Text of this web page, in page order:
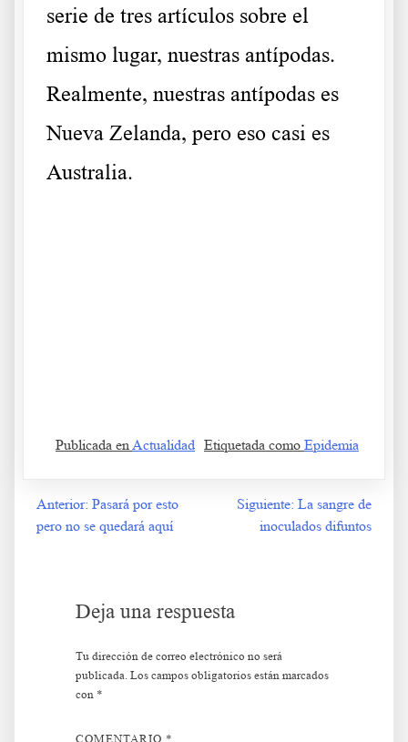
serie de tres artículos sobre el
mismo lugar, nuestras antípodas.
Realmente, nuestras antípodas es
Nueva Zelanda, pero eso casi es
Australia.
Publicada en Actualidad Etiquetada como Epidemia
Navegación
Anterior: Pasará por esto
pero no se quedará aquí
Siguiente: La sangre de
inoculados difuntos
Deja una respuesta
Tu dirección de correo electrónico no será
publicada. Los campos obligatorios están marcados
con *
COMENTARIO *